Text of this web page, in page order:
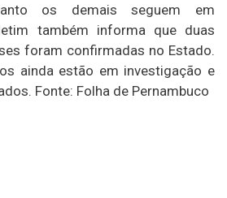
os demais seguem em
também informa que duas
foram confirmadas no Estado.
ainda estão em investigação e
Fonte: Folha de Pernambuco